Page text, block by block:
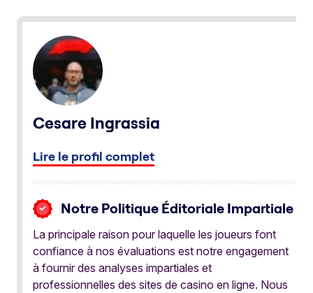
Cesare Ingrassia
Lire le profil complet
Notre Politique Éditoriale Impartiale
La principale raison pour laquelle les joueurs font
confiance à nos évaluations est notre engagement
à fournir des analyses impartiales et
professionnelles des sites de casino en ligne. Nous